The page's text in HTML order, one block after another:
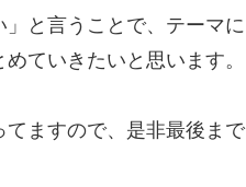
と言うことで、テーマに
ていきたいと思います。
ますので、是非最後まで